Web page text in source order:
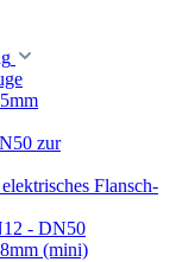
zur
Flansch-
- DN50
(mini)